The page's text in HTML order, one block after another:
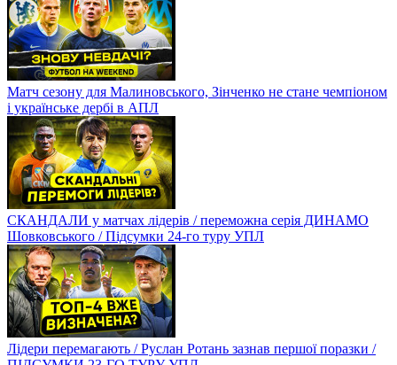
Матч сезону для Малиновського, Зінченко не стане чемпіоном
і українське дербі в АПЛ
СКАНДАЛИ у матчах лідерів / переможна серія ДИНАМО
Шовковського / Підсумки 24-го туру УПЛ
Лідери перемагають / Руслан Ротань зазнав першої поразки /